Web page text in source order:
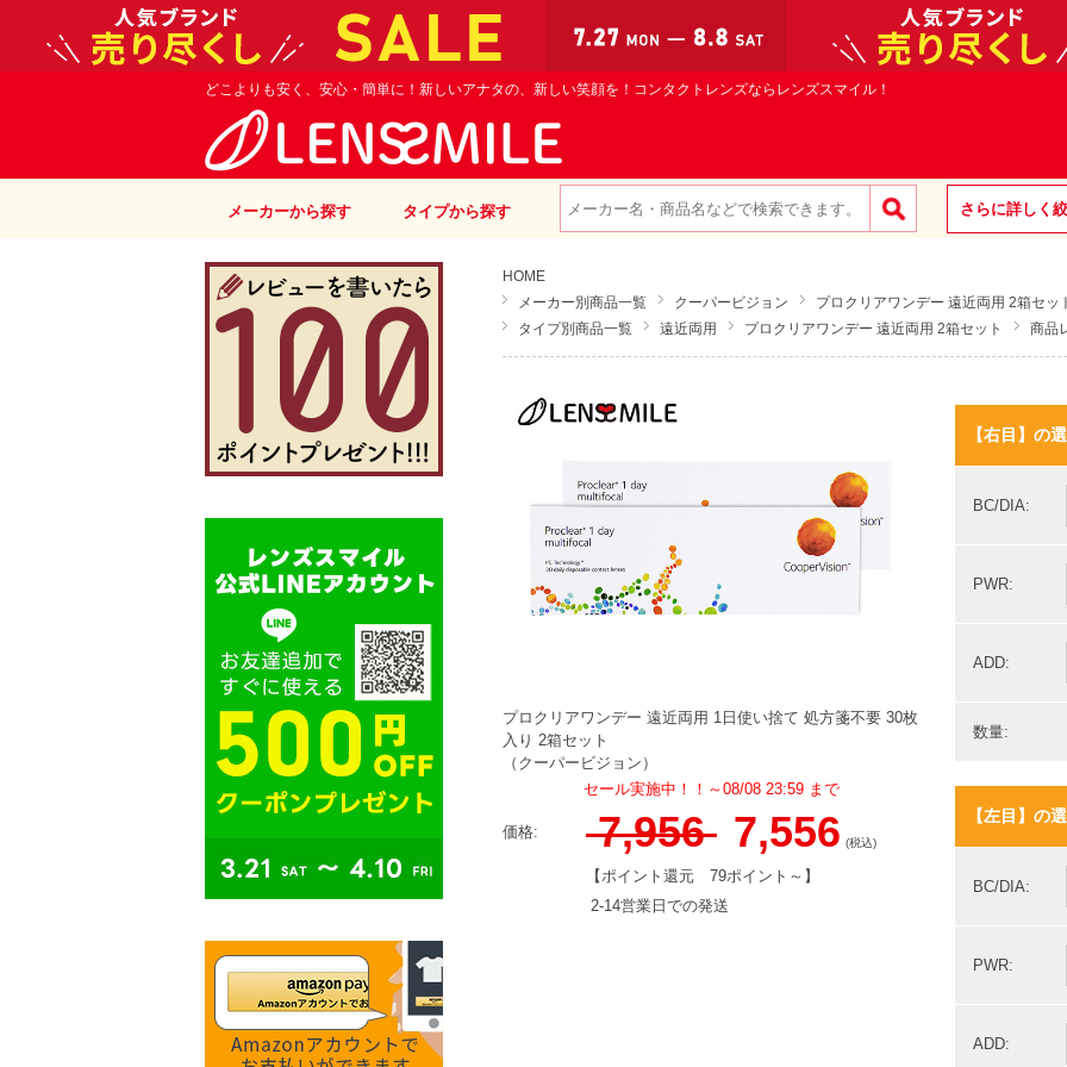
どこよりも安く、安心・簡単に！新しいアナタの、新しい笑顔を！コンタクトレンズならレンズスマイル！
メーカーから探す タイプから探す さらに詳しく
HOME
メーカー別商品一覧
クーパービジョン
プロクリアワンデー 遠近両用 2箱セッ
タイプ別商品一覧
遠近両用 プロクリアワンデー 遠近両用 2箱セット 商品
プロクリアワンデー 遠近両用 1日使い捨て 処方箋不要 30枚
入り 2箱セット
（クーパービジョン）
セール実施中！！～08/08 23:59 まで
価格: 7,956 7,556 (税込)
【ポイント還元 79ポイント～ 】
2-14営業日での発送
【右目】の
BC/DIA:
PWR:
ADD:
数量:
【左目】の
BC/DIA:
PWR:
ADD: